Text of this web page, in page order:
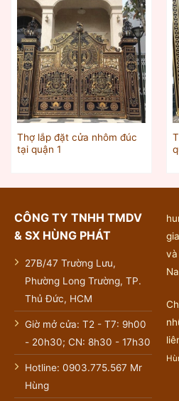
Thợ lắp đặt cửa nhôm đúc
tại quận 1
CÔNG TY TNHH TMDV
& SX HÙNG PHÁT
27B/47 Trường Lưu,
Phường Long Trường, TP.
Thủ Đức, HCM
Giờ mở cửa: T2 - T7: 9h00
- 20h30; CN: 8h30 - 17h30
Hotline: 0903.775.567 Mr
Hùng